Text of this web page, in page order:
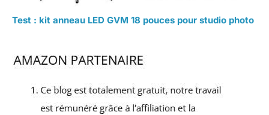
Test : kit anneau LED GVM 18 pouces pour studio photo